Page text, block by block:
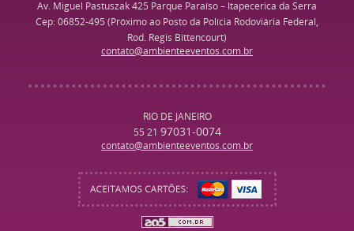
Av. Miguel Pastuszak 425 Parque Paraíso – Itapecerica da Serra
Cep: 06852-495 (Próximo ao Posto da Polícia Rodoviária Federal,
Rod. Regis Bittencourt)
contato@ambienteeventos.com.br
RIO DE JANEIRO
55 21 97031-0074
contato@ambienteeventos.com.br